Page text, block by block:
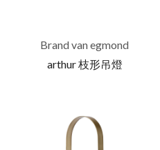
Brand van egmond
arthur 枝形吊燈